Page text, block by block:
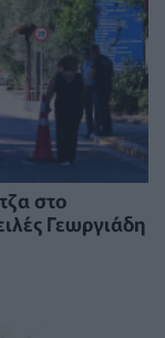
στο
Γεωργιάδη